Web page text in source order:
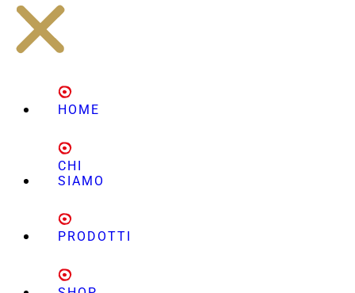
HOME
CHI
SIAMO
PRODOTTI